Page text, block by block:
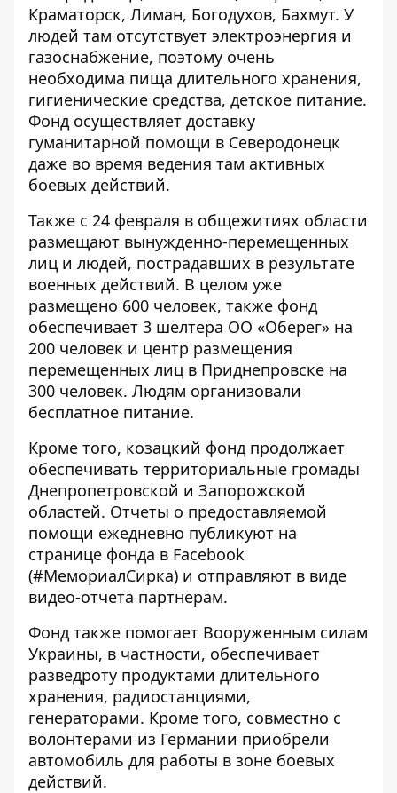
Краматорск, Лиман, Богодухов, Бахмут. У
людей там отсутствует электроэнергия и
газоснабжение, поэтому очень
необходима пища длительного хранения,
гигиенические средства, детское питание.
Фонд осуществляет доставку
гуманитарной помощи в Северодонецк
даже во время ведения там активных
боевых действий.
Также с 24 февраля в общежитиях области
размещают вынужденно-перемещенных
лиц и людей, пострадавших в результате
военных действий. В целом уже
размещено 600 человек, также фонд
обеспечивает 3 шелтера ОО «Оберег» на
200 человек и центр размещения
перемещенных лиц в Приднепровске на
300 человек. Людям организовали
бесплатное питание.
Кроме того, козацкий фонд продолжает
обеспечивать территориальные громады
Днепропетровской и Запорожской
областей. Отчеты о предоставляемой
помощи ежедневно публикуют на
странице фонда в Facebook
(#МемориалСирка) и отправляют в виде
видео-отчета партнерам.
Фонд также помогает Вооруженным силам
Украины, в частности, обеспечивает
разведроту продуктами длительного
хранения, радиостанциями,
генераторами. Кроме того, совместно с
волонтерами из Германии приобрели
автомобиль для работы в зоне боевых
действий.